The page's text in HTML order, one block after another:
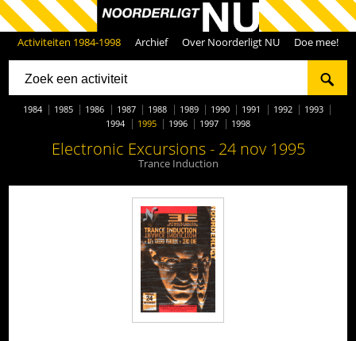
Activiteiten 1984-1998 Archief Over Noorderligt NU Doe mee!
1984 1985 1986 1987 1988 1989 1990 1991 1992
1993
1994
1995 1996 1997 1998
Electronic Excursions - 24 nov 1995
Trance Induction